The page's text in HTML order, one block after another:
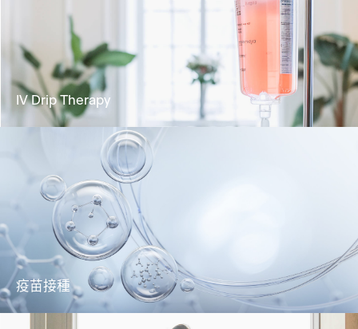
定期進行身體檢查有助了解個人身體狀況並發
了解更多
通過靜脈輸液方式高效補充關鍵營養素，促進
吸收效率，成就最佳健康狀態
了解更多
IV Drip Therapy
疫苗接種